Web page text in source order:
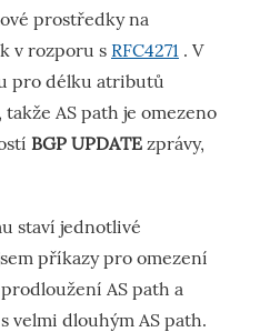
prostředky na
v rozporu s RFC4271 . V
pro délku atributů
AS path je omezeno
BGP UPDATE zprávy,
staví jednotlivé
příkazy pro omezení
AS path a
velmi dlouhým AS path.